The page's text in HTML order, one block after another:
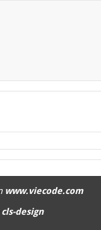
www.viecode.com
cls-design